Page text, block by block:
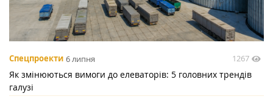
Спецпроекти 6 липня 1267
Як змінюються вимоги до елеваторів: 5 головних трендів
галузі